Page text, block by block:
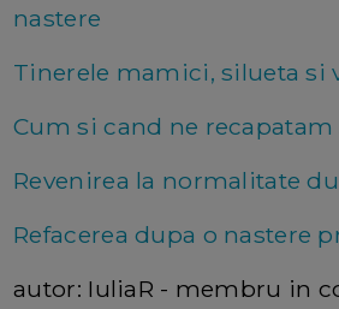
nastere
Tinerele mamici, silueta si
Cum si cand ne recapatam
Revenirea la normalitate
Refacerea dupa o nastere
autor: IuliaR - membru in